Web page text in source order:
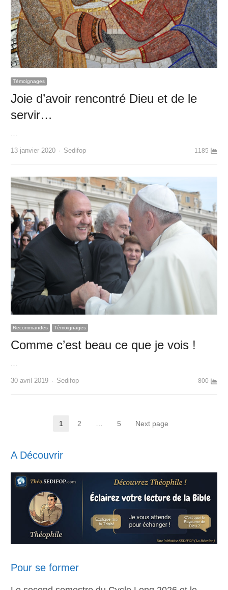
Témoignages
Joie d’avoir rencontré Dieu et de le
servir…
13 janvier 2020 Author
Sedifop 1185
Recommandés Témoignages
Comme c’est beau ce que je vois !
30 avril 2019 Author
Sedifop 800
Pagination
publications
Page
1 Page
2 Page
5 Next page
A Découvrir
Pour se former